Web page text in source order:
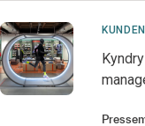
KUNDEN